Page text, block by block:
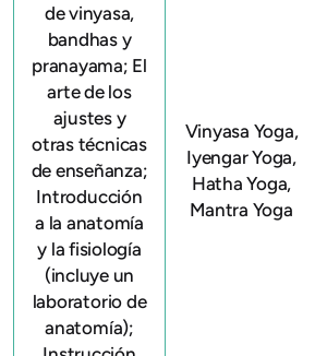
de vinyasa,
bandhas y
pranayama; El
arte de los
ajustes y
otras técnicas
de enseñanza;
Introducción
a la anatomía
y la fisiología
(incluye un
laboratorio de
anatomía);
Vinyasa Yoga,
Iyengar Yoga,
Hatha Yoga,
Mantra Yoga